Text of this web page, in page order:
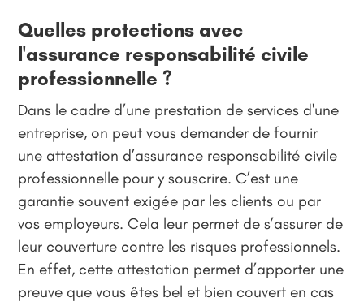
Quelles protections avec
l'assurance responsabilité civile
professionnelle ?
Dans le cadre d’une prestation de services d'une
entreprise, on peut vous demander de fournir
une attestation d’assurance responsabilité civile
professionnelle pour y souscrire. C’est une
garantie souvent exigée par les clients ou par
vos employeurs. Cela leur permet de s’assurer de
leur couverture contre les risques professionnels.
En effet, cette attestation permet d’apporter une
preuve que vous êtes bel et bien couvert en cas